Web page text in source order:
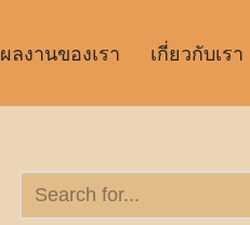
ผลงานของเรา เกี่ยวกับเรา